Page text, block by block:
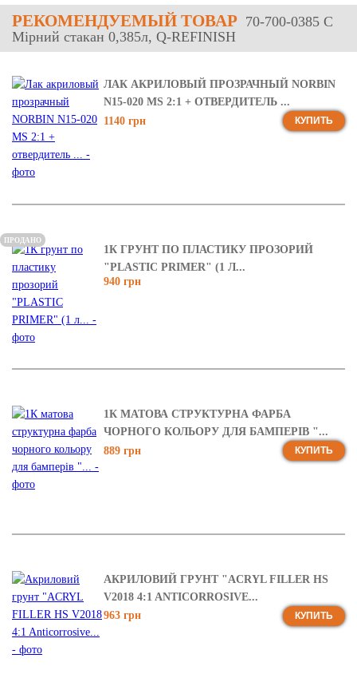
РЕКОМЕНДУЕМЫЙ ТОВАР 70-700-0385 C
Мірний стакан 0,385л, Q-REFINISH
ЛАК АКРИЛОВЫЙ ПРОЗРАЧНЫЙ NORBIN
N15-020 MS 2:1 + ОТВЕРДИТЕЛЬ ...
1140 грн
КУПИТЬ
1К ГРУНТ ПО ПЛАСТИКУ ПРОЗОРИЙ
"PLASTIC PRIMER" (1 Л...
940 грн
ПРОДАНО
1К МАТОВА СТРУКТУРНА ФАРБА
ЧОРНОГО КОЛЬОРУ ДЛЯ БАМПЕРІВ "...
889 грн
КУПИТЬ
АКРИЛОВИЙ ГРУНТ "ACRYL FILLER HS
V2018 4:1 ANTICORROSIVE...
963 грн
КУПИТЬ